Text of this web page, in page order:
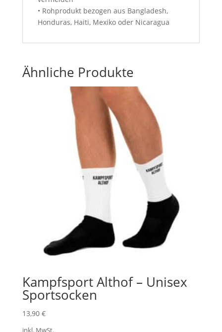
• Rohprodukt bezogen aus Bangladesh,
Honduras, Haiti, Mexiko oder Nicaragua
Ähnliche Produkte
Kampfsport Althof – Unisex
Sportsocken
13,90 €
inkl. MwSt.